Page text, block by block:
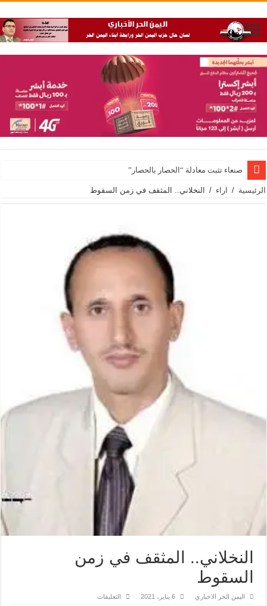
صنعاء تثبت معادلة “الحصار بالحصار”
الرئيسية / اراء / النخلاني.. المثقف في زمن السقوط
النخلاني.. المثقف في زمن
السقوط
اليمن الحر الاخباري 6 يناير، 2021 التعليقات